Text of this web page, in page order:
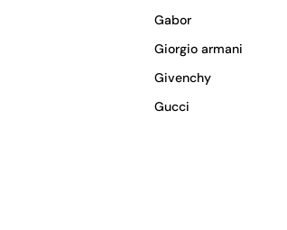
Gabor
Giorgio armani
Givenchy
Gucci